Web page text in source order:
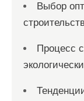
Выбор
Процесс